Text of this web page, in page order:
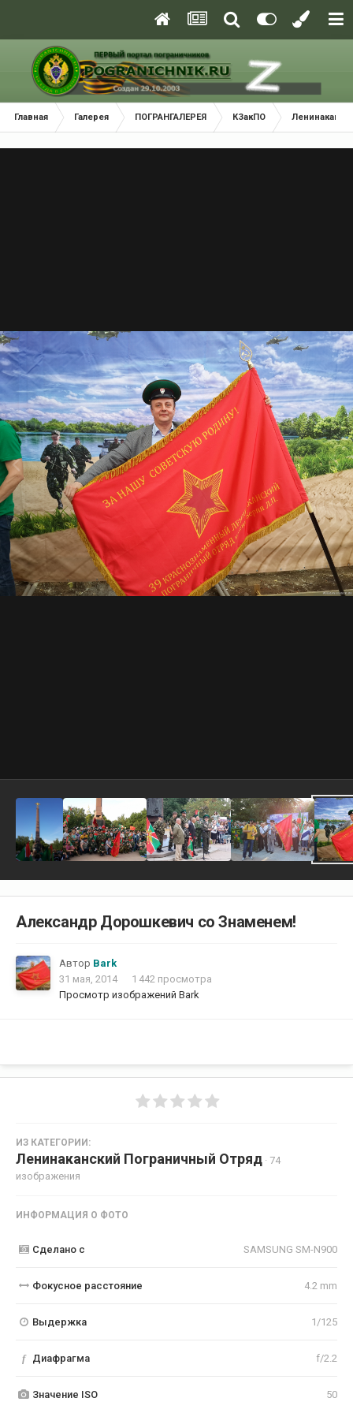
Главная Галерея ПОГРАНГАЛЕРЕЯ КЗакПО
Александр Дорошкевич со Знаменем!
Автор Bark
31 мая, 2014
1 442 просмотра
Просмотр изображений Bark
ИЗ КАТЕГОРИИ:
Ленинаканский Пограничный Отряд · 74
изображения
ИНФОРМАЦИЯ О ФОТО
Сделано с SAMSUNG SM-N900
Фокусное расстояние 4.2 mm
Выдержка 1/125
f Диафрагма f/2.2
Значение ISO 50